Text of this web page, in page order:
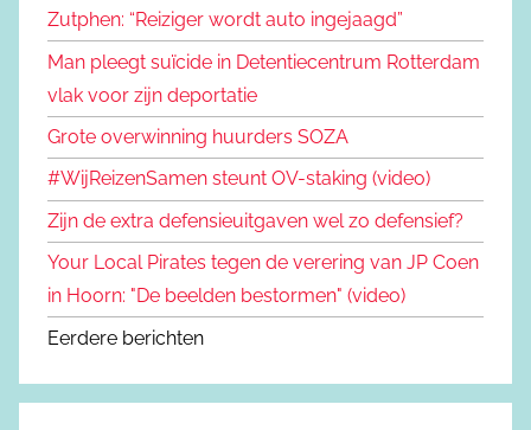
Zutphen: “Reiziger wordt auto ingejaagd”
Man pleegt suïcide in Detentiecentrum Rotterdam
vlak voor zijn deportatie
Grote overwinning huurders SOZA
#WijReizenSamen steunt OV-staking (video)
Zijn de extra defensieuitgaven wel zo defensief?
Your Local Pirates tegen de verering van JP Coen
in Hoorn: "De beelden bestormen" (video)
Eerdere berichten